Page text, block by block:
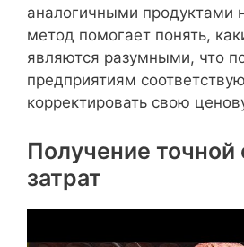
аналогичными продуктами
метод помогает понять,
являются разумными, что
предприятиям
корректировать свою
Получение точной
затрат